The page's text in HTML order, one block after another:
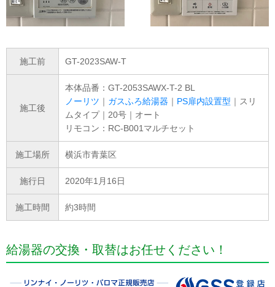
施工前 GT-2023SAW-T
施工後
本体品番：GT-2053SAWX-T-2 BL
ノーリツ ｜ ガスふろ給湯器 ｜ PS扉内設置型 ｜スリ
ムタイプ｜20号｜オート
リモコン：RC-B001マルチセット
施工場所 横浜市青葉区
施行日 2020年1月16日
施工時間 約3時間
給湯器の交換・取替はお任せください！